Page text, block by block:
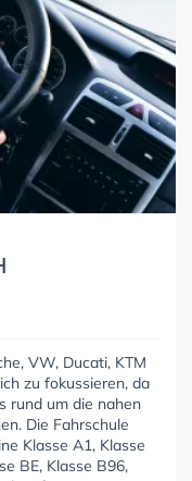
VW, Ducati, KTM
zu fokussieren, da
rund um die nahen
Die Fahrschule
Klasse A1, Klasse
BE, Klasse B96,